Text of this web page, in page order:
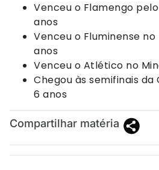
Venceu o Flamengo
anos
Venceu o Fluminense
anos
Venceu o Atlético no
Chegou às semifinais da
6 anos
Compartilhar matéria